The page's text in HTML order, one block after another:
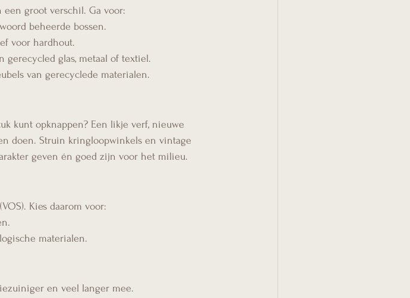
groot verschil. Ga voor:
beheerde bossen.
voor hardhout.
gerecycled glas, metaal of textiel.
van gerecyclede materialen.
kunt opknappen? Een likje verf, nieuwe
doen. Struin kringloopwinkels en vintage
geven én goed zijn voor het milieu.
Kies daarom voor:
materialen.
en veel langer mee.